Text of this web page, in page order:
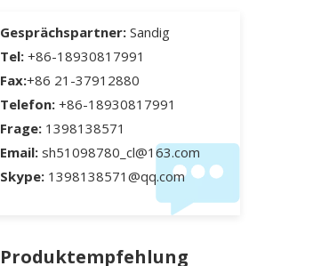
Gesprächspartner: Sandig
Tel: +86-18930817991
Fax:+86 21-37912880
Telefon: +86-18930817991
Frage: 1398138571
Email: sh51098780_cl@163.com
Skype: 1398138571@qq.com
Produktempfehlung